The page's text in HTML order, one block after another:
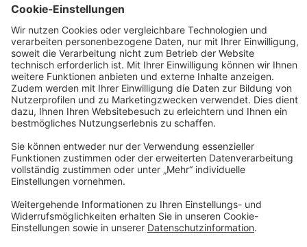
Ab 22,31 €* pro Tag
Details
Technology
Service-Hotline
Shop Service